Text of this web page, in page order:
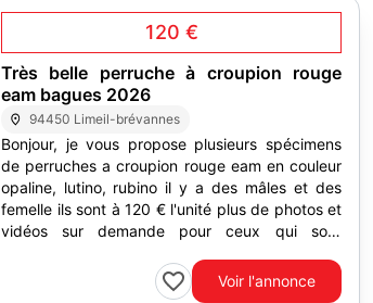
120 €
Très belle perruche à croupion rouge
eam bagues 2026
94450 Limeil-brévannes
Bonjour, je vous propose plusieurs spécimens
de perruches a croupion rouge eam en couleur
opaline, lutino, rubino il y a des mâles et des
femelle ils sont à 120 € l'unité plus de photos et
vidéos sur demande pour ceux qui sont
Voir l'annonce